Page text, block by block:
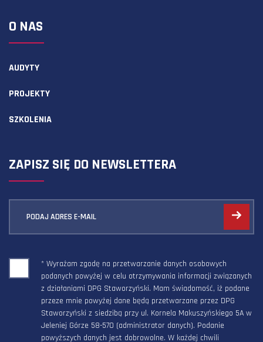
O NAS
AUDYTY
PROJEKTY
SZKOLENIA
ZAPISZ SIĘ DO NEWSLETTERA
PODAJ ADRES E-MAIL
* Wyrażam zgodę na przetwarzanie danych osobowych
podanych powyżej w celu otrzymywania informacji związanych
z działaniami DPG Staworzyński. Mam świadomość, iż podane
przeze mnie powyżej dane będą przetwarzane przez DPG
Staworzyński z siedzibą przy ul. Kornela Makuszyńskiego 5A w
Jeleniej Górze 58-570 (administrator danych). Podanie
powyższych danych jest dobrowolne. W każdej chwili